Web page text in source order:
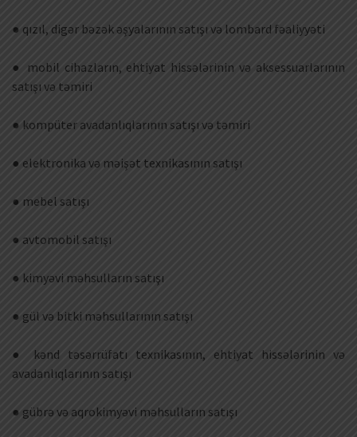
● qızıl, digər bəzək əşyalarının satışı və lombard fəaliyyəti
● mobil cihazların, ehtiyat hissələrinin və aksessuarlarının
satışı və təmiri
● kompüter avadanlıqlarının satışı və təmiri
● elektronika və məişət texnikasının satışı
● mebel satışı
● avtomobil satışı
● kimyəvi məhsulların satışı
● gül və bitki məhsullarının satışı
● kənd təsərrüfatı texnikasının, ehtiyat hissələrinin və
avadanlıqlarının satışı
● gübrə və aqrokimyəvi məhsulların satışı